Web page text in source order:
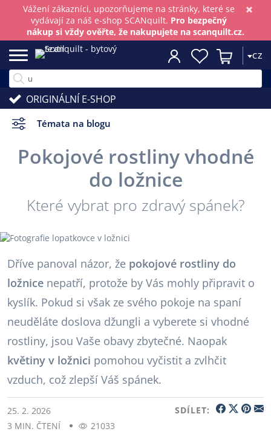
×
Vážení zákazníci, upozorňujeme na stránky, které se
vydávají za náš e-shop SCANquilt. Pro bezpečný
nákup si vždy ověřte, že nakupujete na scanquilt.cz.
CZ
ORIGINÁLNÍ E-SHOP
Témata na blogu
Pokojové rostliny vhodné
do ložnice
Které vybrat pro zdravý spánek?
Dříve panoval názor, že pokojové rostliny do
ložnice nepatří, protože by Vás mohly připravit o
kyslík. Pokud si však ze svého pokoje na spaní
neuděláte doslova džungli a vyberete si vhodné
rostliny, jsou Vaše obavy zbytečné. Naopak
květiny v ložnici pomohou vyčistit a zvlhčit
vzduch, což zlepší Váš spánek.
25. 2. 2026
3 MIN. ČTENÍ
21033
SDÍLET: